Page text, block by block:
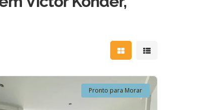
Mostrar resultados
Mostrar
Pronto para Morar